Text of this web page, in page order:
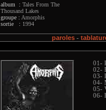
album : Tales From The
Thousand Lakes
groupe : Amorphis
sortie : 1994
paroles -
01-
02-
03-
04-
05-
06-